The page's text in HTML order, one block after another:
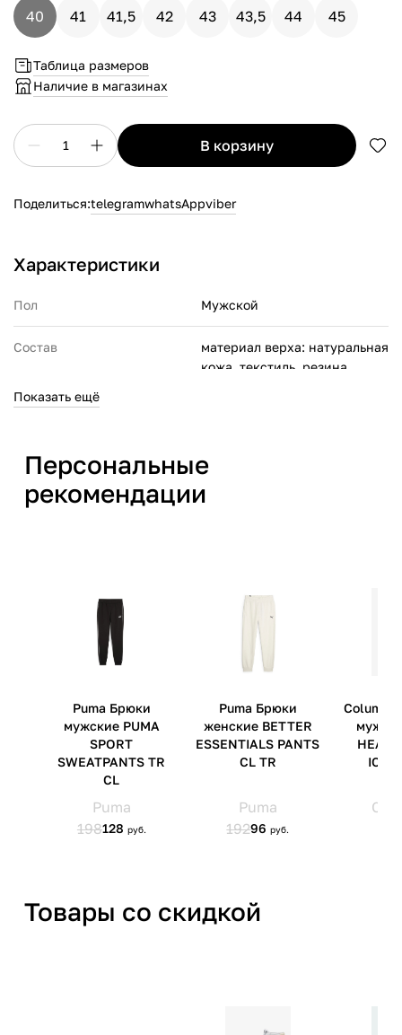
40 41 41,5 42 43 43,5 44 45
Таблица размеров
Наличие в магазинах
1 в корзину
Поделиться:telegramwhatsAppviber
Характеристики
Пол Мужской
Состав
материал верха: натуральная
кожа, текстиль, резина,
резина
Производитель
ПУМА СЕ Рудольф Дасслер
Артикул производителя 39821010
ООО 'Клермонт' 231741,
Гродненский р-н, а/г Гожа,
ул.Школьная, д.5, к.13
Показать ещё
Персональные
рекомендации
Товары со скидкой